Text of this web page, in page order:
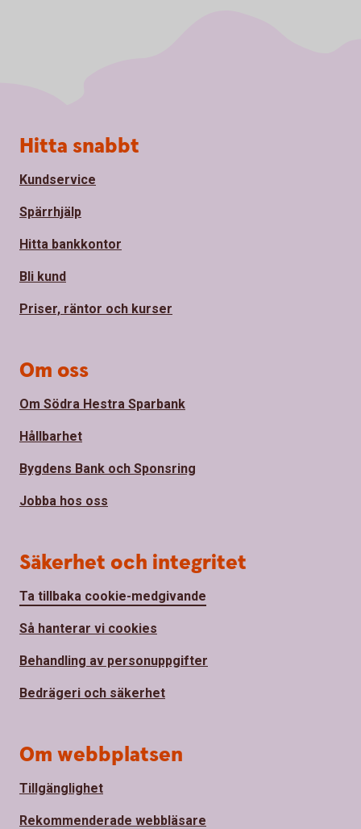
Sidfot
Hitta snabbt
Kundservice
Spärrhjälp
Hitta bankkontor
Bli kund
Priser, räntor och kurser
Om oss
Om Södra Hestra Sparbank
Hållbarhet
Bygdens Bank och Sponsring
Jobba hos oss
Säkerhet och integritet
Ta tillbaka cookie-medgivande
Så hanterar vi cookies
Behandling av personuppgifter
Bedrägeri och säkerhet
Om webbplatsen
Tillgänglighet
Rekommenderade webbläsare